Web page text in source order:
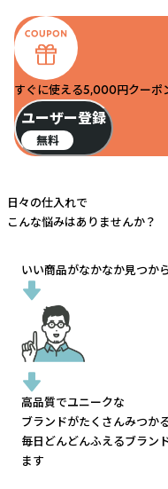
すぐに使える5,000円クーポ
ユーザー登録
無料
日々の仕入れで
こんな悩みはありませんか？
いい商品がなかなか見つか
高品質でユニークな
ブランドがたくさんみつか
毎日どんどんふえるブラン
ます